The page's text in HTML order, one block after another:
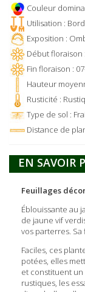
Couleur
Utilisation :
Exposition :
Début floraison
Fin floraison :
Hauteur
Rusticité :
Type de sol :
Distance de
EN SAVOIR
Feuillages
Éblouissante au
de jaune vif
vos parterres.
Faciles, ces
potées, elles
et constituent
rustiques, les